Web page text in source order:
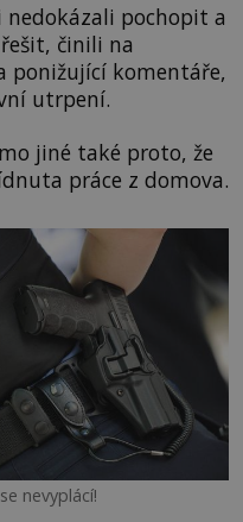
nedokázali pochopit a
činili na
ponižující komentáře,
utrpení.
jiné také proto, že
práce z domova.
nevyplácí!